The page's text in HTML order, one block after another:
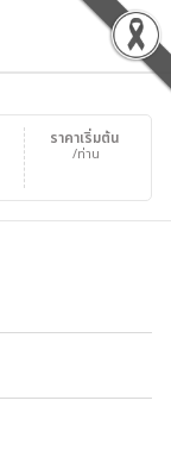
ราคาเริ่มต้น
/ท่าน